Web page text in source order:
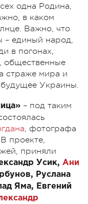
одна Родина,
в каком
Важно, что
– единый народ,
в погонах,
общественные
страже мира и
будущее Украины.
– под таким
, фотографа
проекте,
приняли
Усик, Ани
Руслана
Яма, Евгений